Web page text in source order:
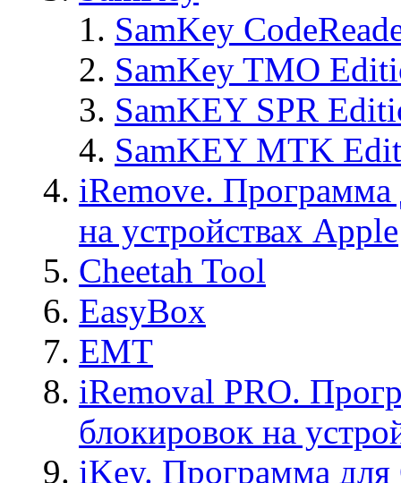
SamKey
SamKey TMO
SamKEY SPR
SamKEY MTK
iRemove. Программа
на устройствах Apple
Cheetah Tool
EasyBox
EMT
iRemoval PRO.
блокировок на
iKey. Программа для